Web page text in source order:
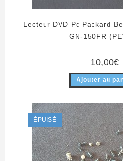
Lecteur DVD Pc Packard
GN-150FR
10,00€
Ajouter au
ÉPUISÉ